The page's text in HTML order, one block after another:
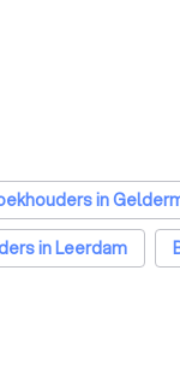
in
in Leerdam